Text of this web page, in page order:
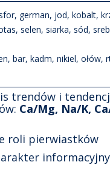
german, jod, kobalt,
selen, siarka, sód,
bar, kadm, nikiel, ołów,
trendów i
Ca/Mg, Na/K,
roli pierwiastków